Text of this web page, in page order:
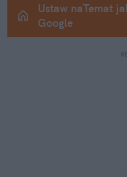
Ustaw naTemat
Google